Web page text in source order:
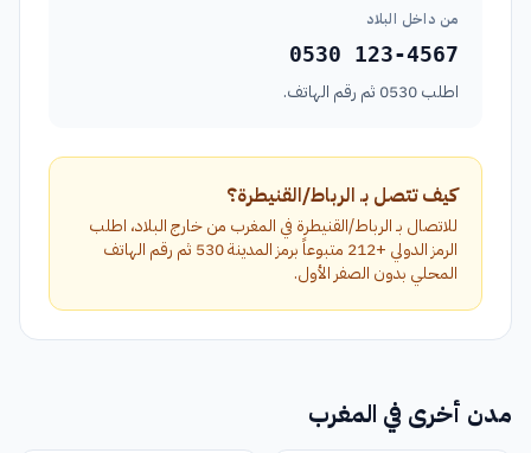
من داخل البلاد
0530 123-4567
اطلب 0530 ثم رقم الهاتف.
كيف تتصل بـ الرباط/القنيطرة؟
للاتصال بـ الرباط/القنيطرة في المغرب من خارج البلاد، اطلب
الرمز الدولي +212 متبوعاً برمز المدينة 530 ثم رقم الهاتف
المحلي بدون الصفر الأول.
مدن أخرى في المغرب